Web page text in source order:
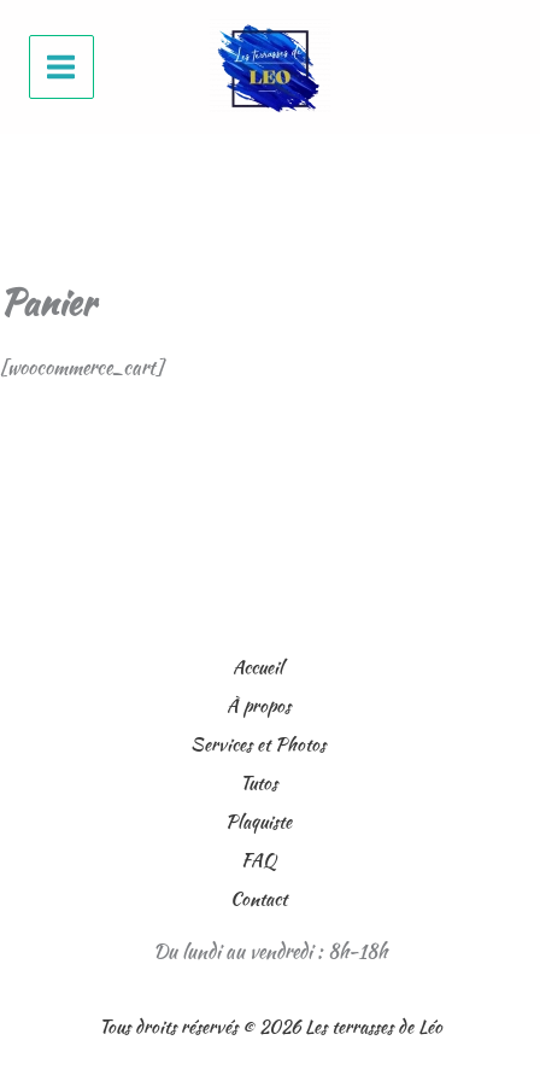
contenu
Panier
[woocommerce_cart]
Accueil
À propos
Services et Photos
Tutos
Plaquiste
FAQ
Contact
Du lundi au vendredi : 8h-18h
Tous droits réservés © 2026 Les terrasses de Léo